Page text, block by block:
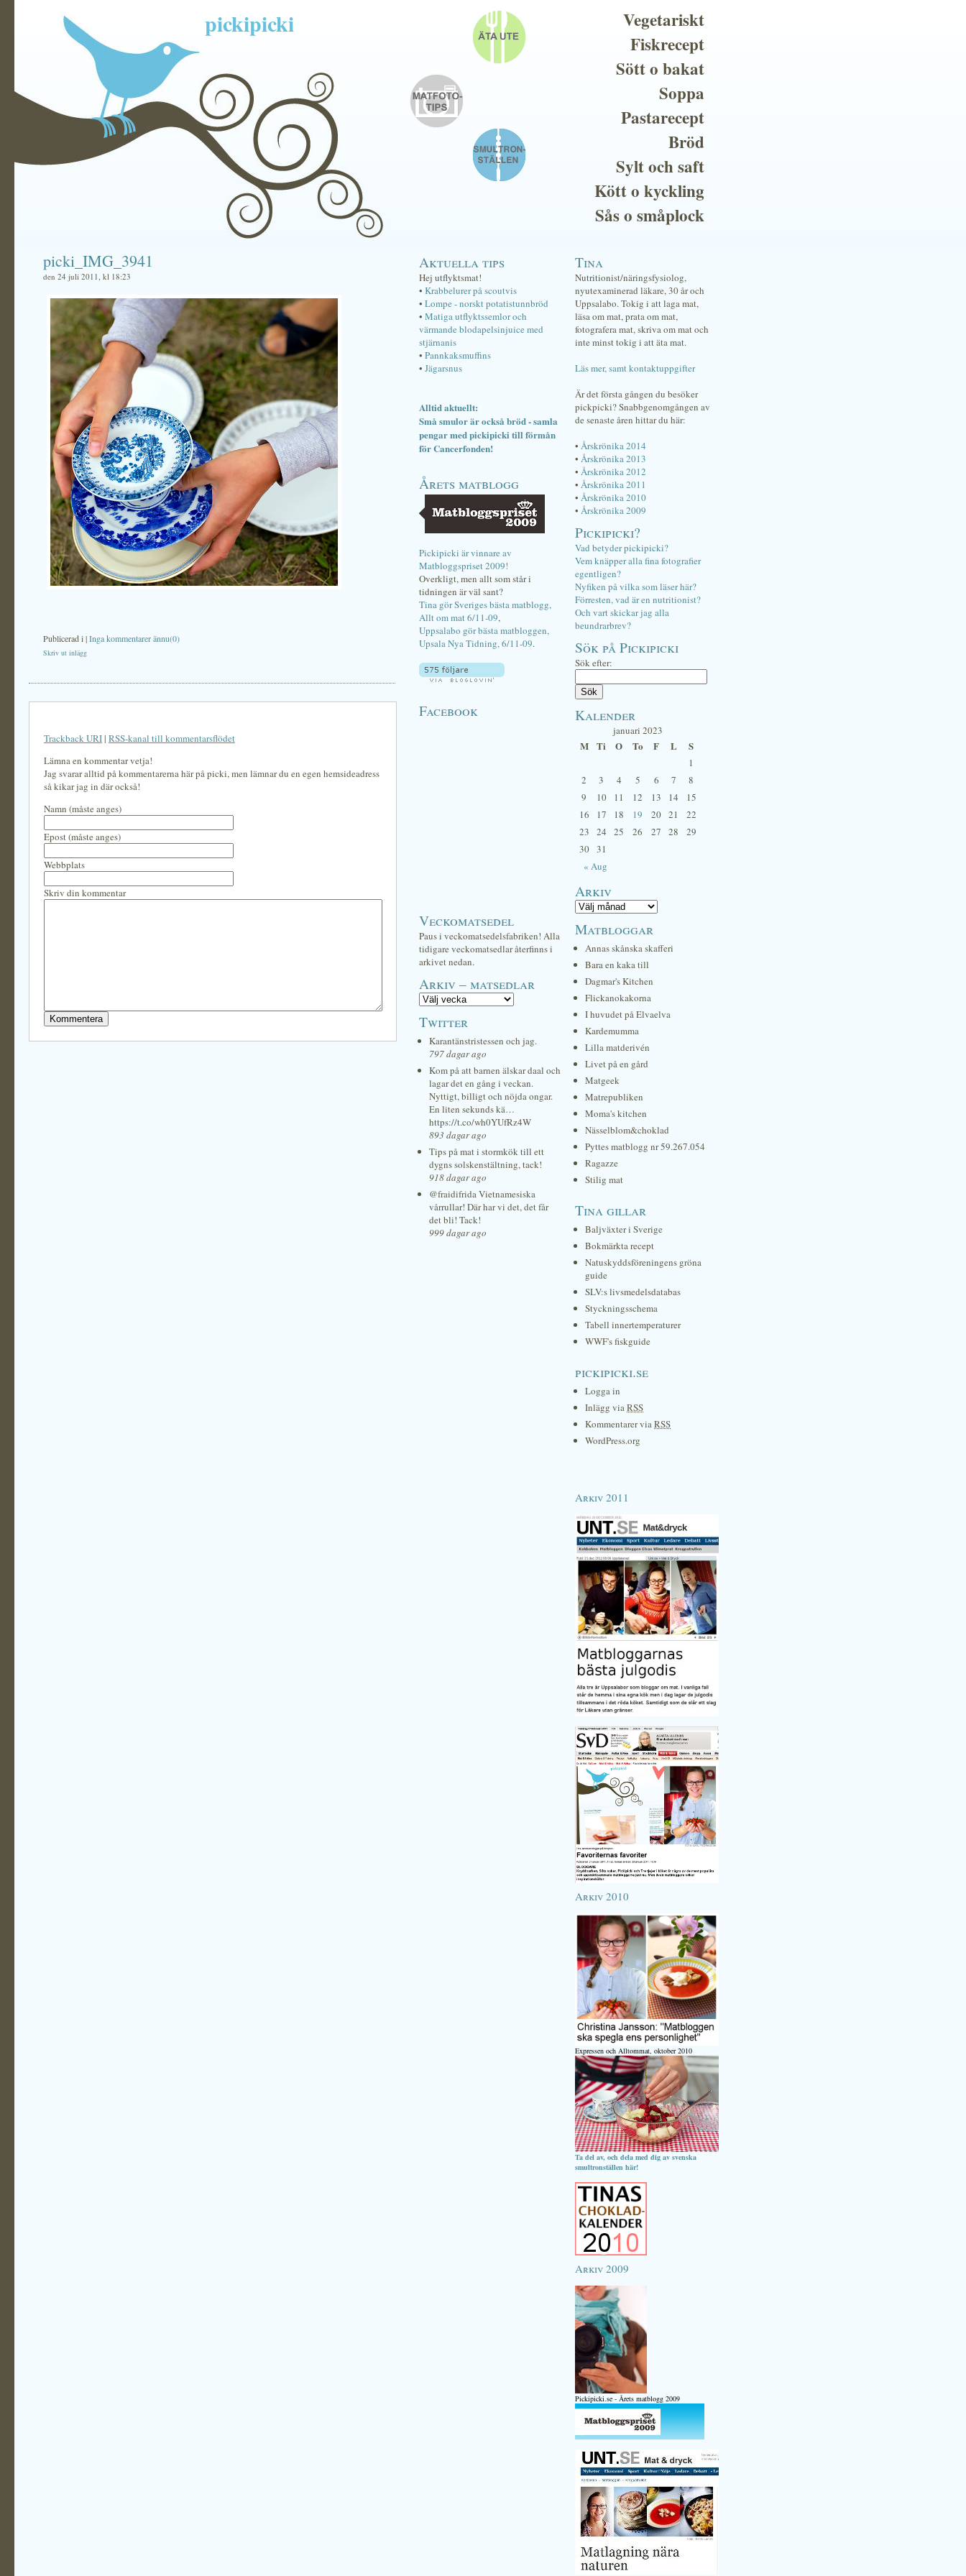
pickipicki
Vegetariskt
Fiskrecept
Sött o bakat
Soppa
Pastarecept
Bröd
Sylt och saft
Kött o kyckling
Sås o småplock
picki_IMG_3941
den 24 juli 2011, kl 18:23
Publicerad i|Inga kommentarer ännu(0)
Skriv ut inlägg
Trackback URI| RSS-kanal till kommentarsflödet
Lämna en kommentar vetja!
Jag svarar alltid på kommentarerna här på picki, men lämnar du en egen hemsideadress
så kikar jag in där också!
Namn (måste anges)
Epost (måste anges)
Webbplats
Skriv din kommentar
Aktuella tips
Hej utflyktsmat!
• Krabbelurer på scoutvis
• Lompe - norskt potatistunnbröd
• Matiga utflyktssemlor och
värmande blodapelsinjuice med
stjärnanis
• Pannkaksmuffins
• Jägarsnus
Alltid aktuellt:
Små smulor är också bröd - samla
pengar med pickipicki till förmån
för Cancerfonden!
Årets matblogg
Pickipicki är vinnare av
Matbloggspriset 2009!
Overkligt, men allt som står i
tidningen är väl sant?
Tina gör Sveriges bästa matblogg,
Allt om mat 6/11-09,
Uppsalabo gör bästa matbloggen,
Upsala Nya Tidning, 6/11-09.
Facebook
Veckomatsedel
Paus i veckomatsedelsfabriken! Alla
tidigare veckomatsedlar återfinns i
arkivet nedan.
Arkiv – matsedlar
Twitter
Karantänstristessen och jag.
797 dagar ago
Kom på att barnen älskar daal och
lagar det en gång i veckan.
Nyttigt, billigt och nöjda ongar.
En liten sekunds kä…
https://t.co/wh0YUfRz4W
893 dagar ago
Tips på mat i stormkök till ett
dygns solskenstältning, tack!
918 dagar ago
@fraidifrida Vietnamesiska
vårrullar! Där har vi det, det får
det bli! Tack!
999 dagar ago
Tina
Nutritionist/näringsfysiolog,
nyutexaminerad läkare, 30 år och
Uppsalabo. Tokig i att laga mat,
läsa om mat, prata om mat,
fotografera mat, skriva om mat och
inte minst tokig i att äta mat.
Läs mer, samt kontaktuppgifter
Är det första gången du besöker
pickpicki? Snabbgenomgången av
de senaste åren hittar du här:
• Årskrönika 2014
• Årskrönika 2013
• Årskrönika 2012
• Årskrönika 2011
• Årskrönika 2010
• Årskrönika 2009
Pickipicki?
Vad betyder pickipicki?
Vem knäpper alla fina fotografier
egentligen?
Nyfiken på vilka som läser här?
Förresten, vad är en nutritionist?
Och vart skickar jag alla
beundrarbrev?
Sök på Pickipicki
Sök efter:
Kalender
januari 2023
M Ti O To F L S
« Aug
1
2
3 4 5 6 7
8
9
10 11 12 13 14
15
16
17 18 19 20 21
22
23
24 25 26 27 28
29
30 31
Arkiv
Matbloggar
Annas skånska skafferi
Bara en kaka till
Dagmar's Kitchen
Flickanokakorna
I huvudet på Elvaelva
Kardemumma
Lilla matderivén
Livet på en gård
Matgeek
Matrepubliken
Moma's kitchen
Nässelblom&choklad
Pyttes matblogg nr 59.267.054
Ragazze
Stilig mat
Tina gillar
Baljväxter i Sverige
Bokmärkta recept
Natuskyddsföreningens gröna
guide
SLV:s livsmedelsdatabas
Styckningsschema
Tabell innertemperaturer
WWF's fiskguide
pickipicki.se
Logga in
Inlägg viaRSS
Kommentarer viaRSS
WordPress.org
Arkiv 2011
Arkiv 2010
Expressen och Alltommat, oktober 2010
Ta del av, och dela med dig av svenska
smultronställen här!
Arkiv 2009
Pickipicki.se - Årets matblogg 2009